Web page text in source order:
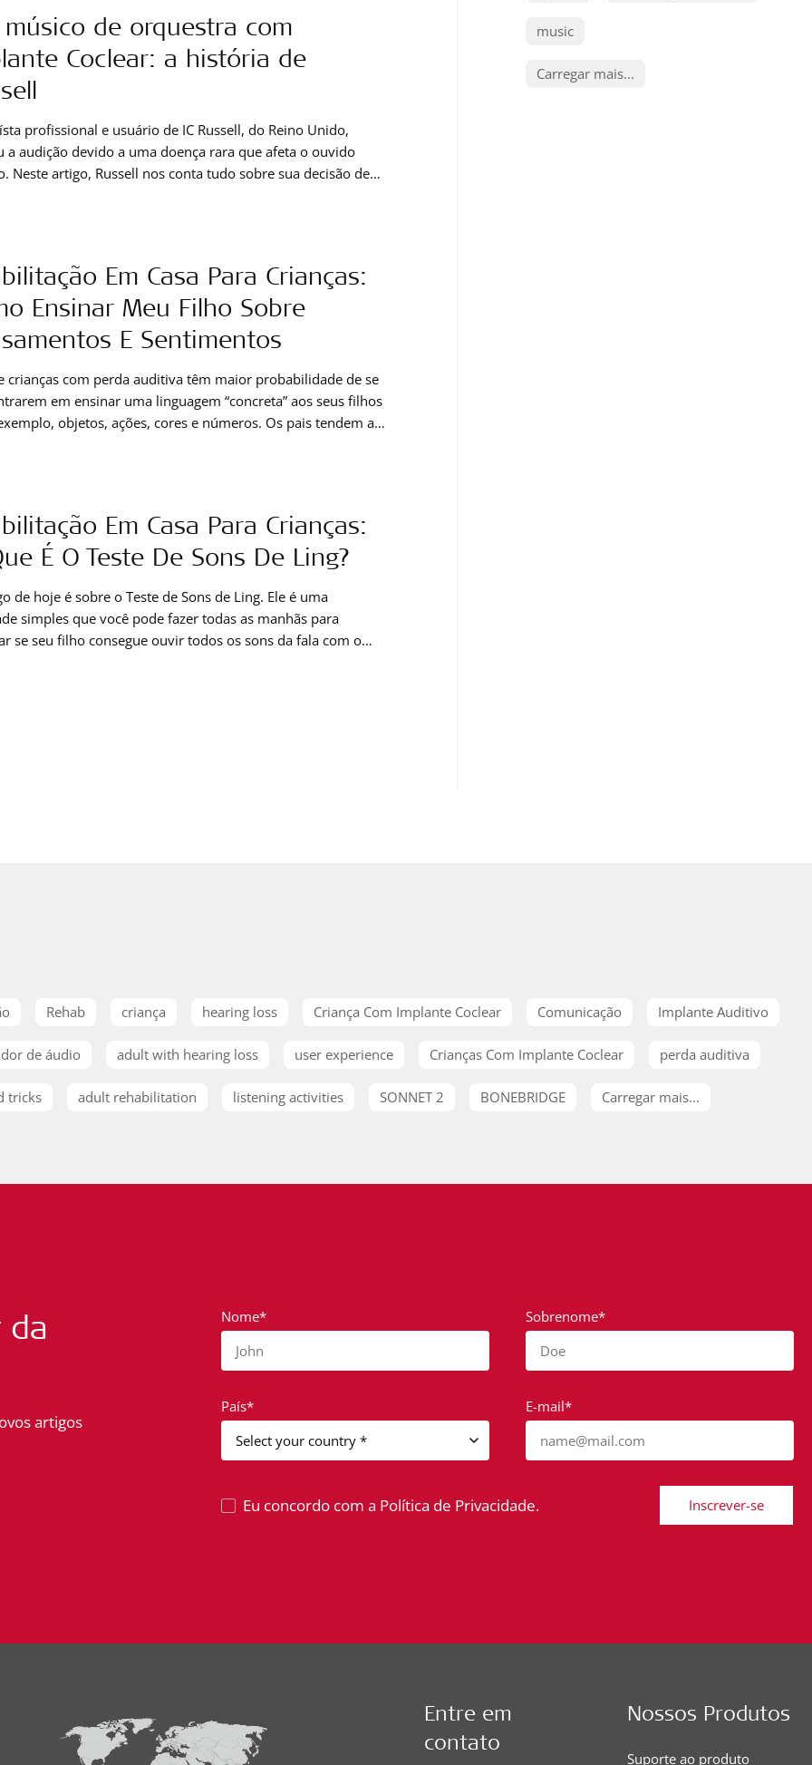
músico de orquestra com
Coclear: a história de
profissional e usuário de IC Russell, do Reino Unido,
a audição devido a uma doença rara que afeta o ouvido
Neste artigo, Russell nos conta tudo sobre sua decisão de
Em Casa Para Crianças:
Ensinar Meu Filho Sobre
E Sentimentos
crianças com perda auditiva têm maior probabilidade de se
em ensinar uma linguagem “concreta” aos seus filhos
objetos, ações, cores e números. Os pais tendem a
Em Casa Para Crianças:
É O Teste De Sons De Ling?
de hoje é sobre o Teste de Sons de Ling. Ele é uma
simples que você pode fazer todas as manhãs para
se seu filho consegue ouvir todos os sons da fala com o
music
Carregar mais...
Rehab criança hearing loss Criança Com Implante Coclear Comunicação Implante Auditivo
de áudio adult with hearing loss user experience Crianças Com Implante Coclear perda auditiva
tricks adult rehabilitation listening activities SONNET 2 BONEBRIDGE Carregar mais...
artigos
Nome*
John
Sobrenome*
Doe
País*
E-mail*
name@mail.com
Eu concordo com a Política de Privacidade. Inscrever-se
Entre em
contato
Nossos Produtos
Suporte ao produto